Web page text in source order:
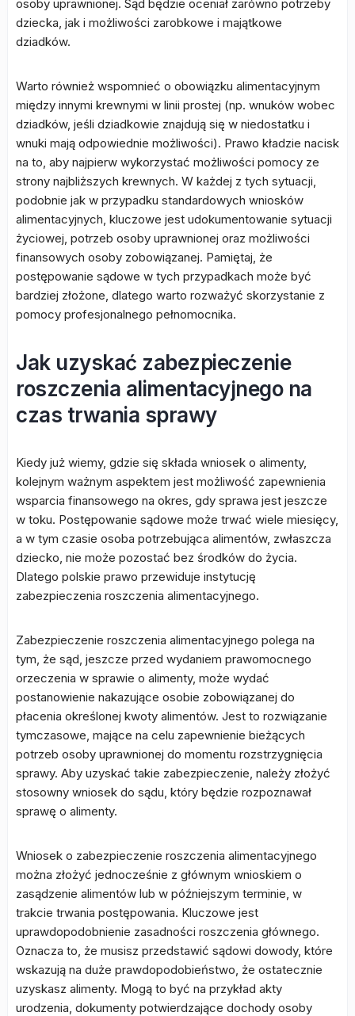
osoby uprawnionej. Sąd będzie oceniał zarówno potrzeby
dziecka, jak i możliwości zarobkowe i majątkowe
dziadków.
Warto również wspomnieć o obowiązku alimentacyjnym
między innymi krewnymi w linii prostej (np. wnuków wobec
dziadków, jeśli dziadkowie znajdują się w niedostatku i
wnuki mają odpowiednie możliwości). Prawo kładzie nacisk
na to, aby najpierw wykorzystać możliwości pomocy ze
strony najbliższych krewnych. W każdej z tych sytuacji,
podobnie jak w przypadku standardowych wniosków
alimentacyjnych, kluczowe jest udokumentowanie sytuacji
życiowej, potrzeb osoby uprawnionej oraz możliwości
finansowych osoby zobowiązanej. Pamiętaj, że
postępowanie sądowe w tych przypadkach może być
bardziej złożone, dlatego warto rozważyć skorzystanie z
pomocy profesjonalnego pełnomocnika.
Jak uzyskać zabezpieczenie
roszczenia alimentacyjnego na
czas trwania sprawy
Kiedy już wiemy, gdzie się składa wniosek o alimenty,
kolejnym ważnym aspektem jest możliwość zapewnienia
wsparcia finansowego na okres, gdy sprawa jest jeszcze
w toku. Postępowanie sądowe może trwać wiele miesięcy,
a w tym czasie osoba potrzebująca alimentów, zwłaszcza
dziecko, nie może pozostać bez środków do życia.
Dlatego polskie prawo przewiduje instytucję
zabezpieczenia roszczenia alimentacyjnego.
Zabezpieczenie roszczenia alimentacyjnego polega na
tym, że sąd, jeszcze przed wydaniem prawomocnego
orzeczenia w sprawie o alimenty, może wydać
postanowienie nakazujące osobie zobowiązanej do
płacenia określonej kwoty alimentów. Jest to rozwiązanie
tymczasowe, mające na celu zapewnienie bieżących
potrzeb osoby uprawnionej do momentu rozstrzygnięcia
sprawy. Aby uzyskać takie zabezpieczenie, należy złożyć
stosowny wniosek do sądu, który będzie rozpoznawał
sprawę o alimenty.
Wniosek o zabezpieczenie roszczenia alimentacyjnego
można złożyć jednocześnie z głównym wnioskiem o
zasądzenie alimentów lub w późniejszym terminie, w
trakcie trwania postępowania. Kluczowe jest
uprawdopodobnienie zasadności roszczenia głównego.
Oznacza to, że musisz przedstawić sądowi dowody, które
wskazują na duże prawdopodobieństwo, że ostatecznie
uzyskasz alimenty. Mogą to być na przykład akty
urodzenia, dokumenty potwierdzające dochody osoby